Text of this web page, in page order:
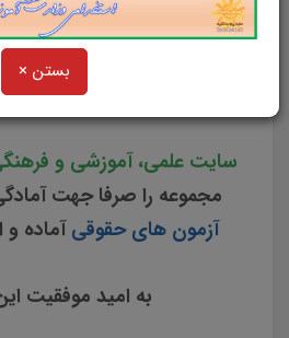
بستن ×
و میانجی گری
کاری از سایت
سایت علمی، آموزشی و
مجموعه را صرفا جهت
آزمون های حقوقیآماده و
به امید موفقیت